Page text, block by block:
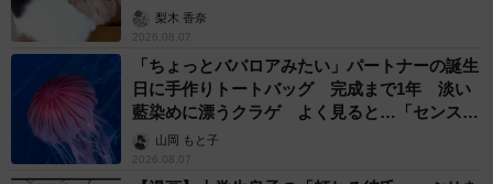
梨木 香奈
2026.08.07
「ちょっとババロアみたい」パートナーの誕生
日に手作りトートバッグ 完成まで1年 淡い
藍染めに漂うクラゲ よく見ると…「センスす
ごい」山岡 もと子
2026.08.07